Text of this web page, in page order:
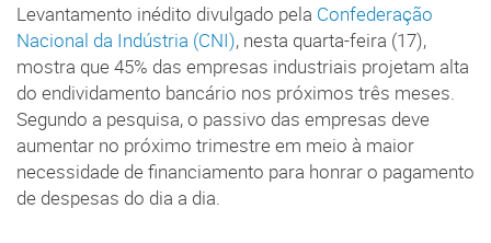
Levantamento inédito divulgado pela Confederação
Nacional da Indústria (CNI), nesta quarta-feira (17),
mostra que 45% das empresas industriais projetam alta
do endividamento bancário nos próximos três meses.
Segundo a pesquisa, o passivo das empresas deve
aumentar no próximo trimestre em meio à maior
necessidade de financiamento para honrar o pagamento
de despesas do dia a dia.